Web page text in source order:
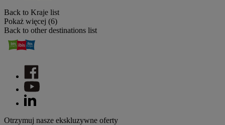
Back to Kraje list
Pokaż więcej (6)
Back to other destinations list
Otrzymuj nasze ekskluzywne oferty